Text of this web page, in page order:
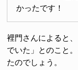
かったです！
裡門さんによると
でいた」とのこと
たのでしょう。